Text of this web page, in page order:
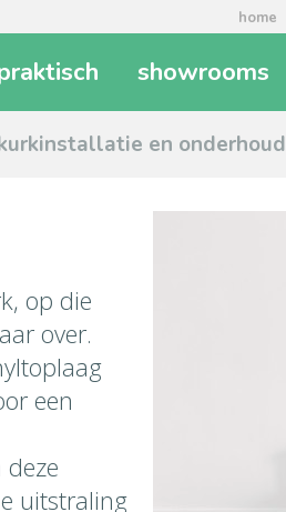
home
installatie en onderhoud
showrooms
op die
over.
een
uitstraling